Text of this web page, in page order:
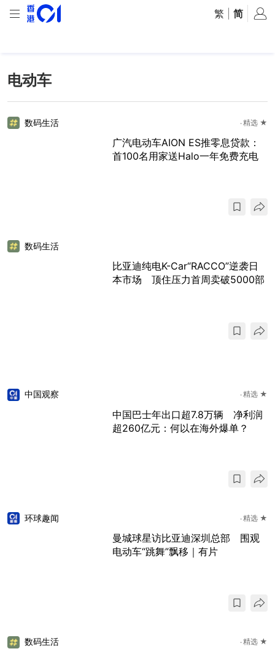
繁 简
电动车
数码生活 精选 ★
广汽电动车AION ES推零息贷款：
首100名用家送Halo一年免费充电
数码生活
比亚迪纯电K-Car“RACCO”逆袭日
本市场 顶住压力首周卖破5000部
中国观察 精选 ★
中国巴士年出口超7.8万辆 净利润
超260亿元：何以在海外爆单？
环球趣闻 精选 ★
曼城球星访比亚迪深圳总部 围观
电动车“跳舞”飘移｜有片
数码生活 精选 ★